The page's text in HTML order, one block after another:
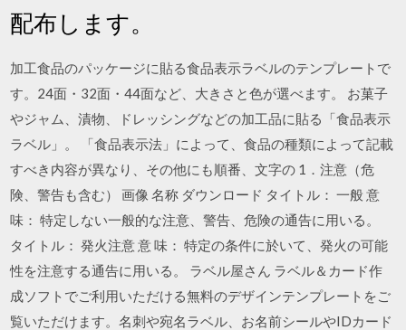
配布します。
加工食品のパッケージに貼る食品表示ラベルのテンプレートで
す。24面・32面・44面など、大きさと色が選べます。 お菓子
やジャム、漬物、ドレッシングなどの加工品に貼る「食品表示
ラベル」。 「食品表示法」によって、食品の種類によって記載
すべき内容が異なり、その他にも順番、文字の 1．注意（危
険、警告も含む） 画像 名称 ダウンロード タイトル： 一般 意
味： 特定しない一般的な注意、警告、危険の通告に用いる。
タイトル： 発火注意 意 味： 特定の条件に於いて、発火の可能
性を注意する通告に用いる。 ラベル屋さん ラベル＆カード作
成ソフトでご利用いただける無料のデザインテンプレートをご
覧いただけます。名刺や宛名ラベル、お名前シールやIDカード